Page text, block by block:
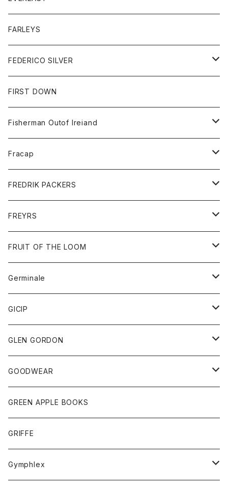
シャツ
セーター
ボトム
ショートパンツ
パンツ
レディース
コート
ジャケット
Tシャツ
ボトム
トップス
ジャケット
スエットシャツ
ボトム
スエットパンツ
グッズ
帽子
FARLEYS
FEDERICO SILVER
アクセサリー
FIRST DOWN
Fisherman Outof Ireiand
ニット
Fracap
グッズ
靴
FREDRIK PACKERS
アクセサリー
バッグ
FREYRS
サングラス
FRUIT OF THE LOOM
アウター
パーカー
グッズ
ネクタイ
チーフ
トップス
シャツ
タンクトップ
ボトム
ショートパンツ
スカート
レディース
スカート
Tシャツ
Germinale
靴
サンダル
GICIP
トップス
Tシャツ
GLEN GORDON
グッズ
手袋
GOODWEAR
トップス
Tシャツ
GREEN APPLE BOOKS
GRIFFE
Gymphlex